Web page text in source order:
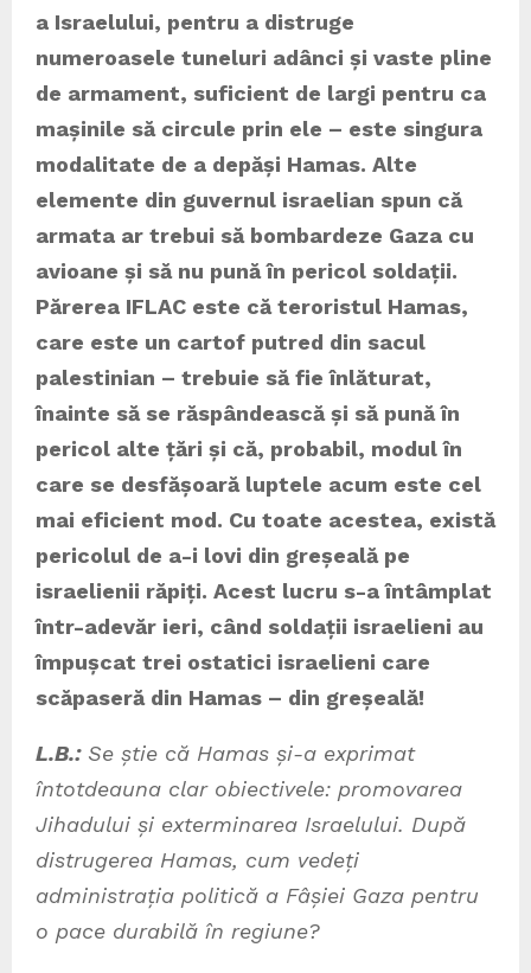
a Israelului, pentru a distruge
numeroasele tuneluri adânci și vaste pline
de armament, suficient de largi pentru ca
mașinile să circule prin ele – este singura
modalitate de a depăși Hamas. Alte
elemente din guvernul israelian spun că
armata ar trebui să bombardeze Gaza cu
avioane și să nu pună în pericol soldații.
Părerea IFLAC este că teroristul Hamas,
care este un cartof putred din sacul
palestinian – trebuie să fie înlăturat,
înainte să se răspândească și să pună în
pericol alte țări și că, probabil, modul în
care se desfășoară luptele acum este cel
mai eficient mod. Cu toate acestea, există
pericolul de a-i lovi din greșeală pe
israelienii răpiți. Acest lucru s-a întâmplat
într-adevăr ieri, când soldații israelieni au
împușcat trei ostatici israelieni care
scăpaseră din Hamas – din greșeală!
L.B.:Se știe că Hamas și-a exprimat
întotdeauna clar obiectivele: promovarea
Jihadului și exterminarea Israelului. După
distrugerea Hamas, cum vedeți
administrația politică a Fâșiei Gaza pentru
o pace durabilă în regiune?